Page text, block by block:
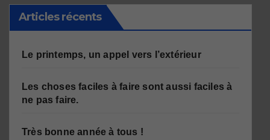
Articles récents
Le printemps, un appel vers l’extérieur
Les choses faciles à faire sont aussi faciles à
ne pas faire.
Très bonne année à tous !